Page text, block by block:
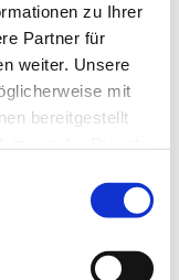
zu Ihrer
Partner für
weiter. Unsere
mit
bereitgestellt
ultricies.
vehicula
ultricies vulputate
gravida, a tempus
neque tristique,
dictiumoe augue
eu dictum
vitae hendrerit diam